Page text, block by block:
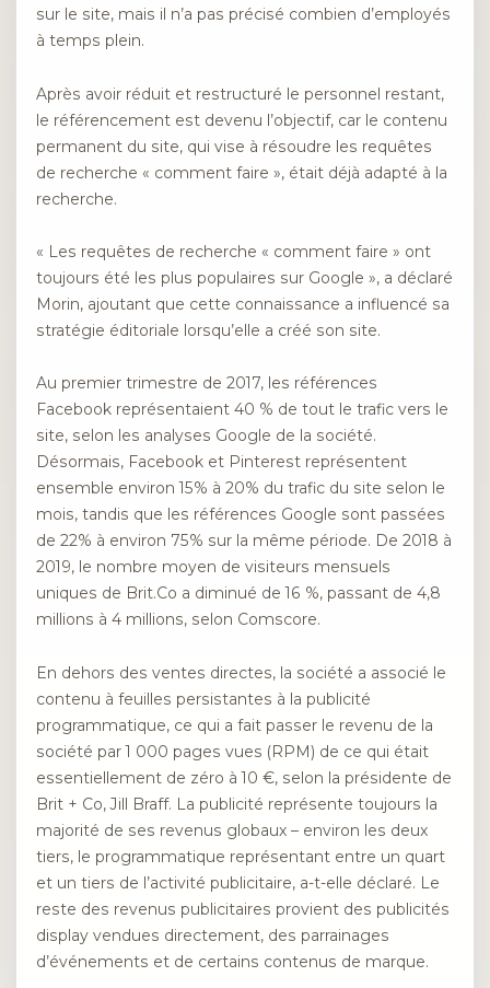
sur le site, mais il n’a pas précisé combien d’employés
à temps plein.
Après avoir réduit et restructuré le personnel restant,
le référencement est devenu l’objectif, car le contenu
permanent du site, qui vise à résoudre les requêtes
de recherche « comment faire », était déjà adapté à la
recherche.
« Les requêtes de recherche « comment faire » ont
toujours été les plus populaires sur Google », a déclaré
Morin, ajoutant que cette connaissance a influencé sa
stratégie éditoriale lorsqu’elle a créé son site.
Au premier trimestre de 2017, les références
Facebook représentaient 40 % de tout le trafic vers le
site, selon les analyses Google de la société.
Désormais, Facebook et Pinterest représentent
ensemble environ 15% à 20% du trafic du site selon le
mois, tandis que les références Google sont passées
de 22% à environ 75% sur la même période. De 2018 à
2019, le nombre moyen de visiteurs mensuels
uniques de Brit.Co a diminué de 16 %, passant de 4,8
millions à 4 millions, selon Comscore.
En dehors des ventes directes, la société a associé le
contenu à feuilles persistantes à la publicité
programmatique, ce qui a fait passer le revenu de la
société par 1 000 pages vues (RPM) de ce qui était
essentiellement de zéro à 10 €, selon la présidente de
Brit + Co, Jill Braff. La publicité représente toujours la
majorité de ses revenus globaux – environ les deux
tiers, le programmatique représentant entre un quart
et un tiers de l’activité publicitaire, a-t-elle déclaré. Le
reste des revenus publicitaires provient des publicités
display vendues directement, des parrainages
d’événements et de certains contenus de marque.